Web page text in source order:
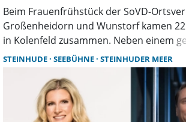
Beim Frauenfrühstück der SoVD-
Großenheidorn und Wunstorf kamen
in Kolenfeld zusammen. Neben einem
Frühstück standen Ideen für künftige
Angebote für Frauen und Themen zur
2026 im Mittelpunkt.
STEINHUDE SEEBÜHNE STEINHUDER MEER